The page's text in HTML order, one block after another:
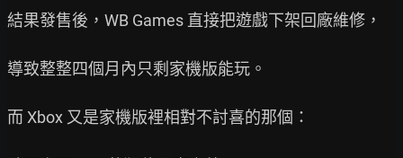
結果發售後，WB Games 直接把遊戲下架回廠維修，
導致整整四個月內只剩家機版能玩。
而 Xbox 又是家機版裡相對不討喜的那個：